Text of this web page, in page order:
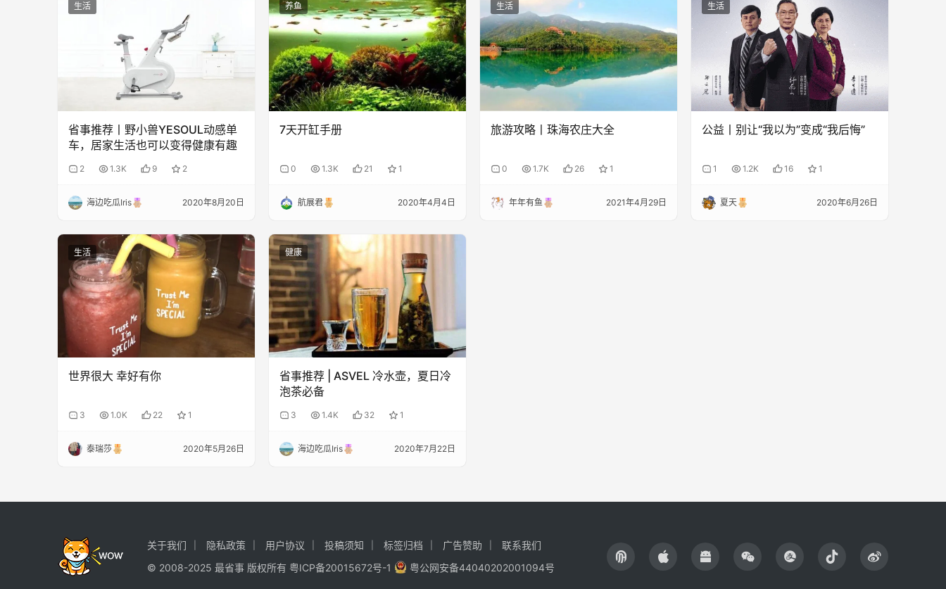
生活
省事推荐丨野小兽YESOUL动感单
车，居家生活也可以变得健康有趣
2 1.3K 9 2
海边吃瓜Iris 2020年8月20日
养鱼
7天开缸手册
0 1.3K 21 1
航展君 2020年4月4日
生活
旅游攻略丨珠海农庄大全
0 1.7K 26 1
年年有鱼 2021年4月29日
生活
公益丨别让“我以为”变成“我后悔”
1 1.2K 16 1
夏天 2020年6月26日
生活
世界很大 幸好有你
3 1.0K 22 1
泰瑞莎 2020年5月26日
健康
省事推荐 | ASVEL 冷水壶，夏日冷
泡茶必备
3 1.4K 32 1
海边吃瓜Iris 2020年7月22日
关于我们 隐私政策 用户协议 投稿须知 标签归档 广告赞助
联系我们
© 2008-2025 最省事 版权所有 粤ICP备20015672号-1 粤公网安备44040202001094号